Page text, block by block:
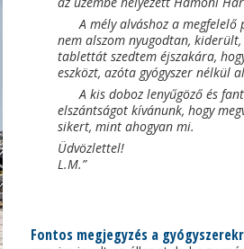
A mély alváshoz a
nem alszom nyugodtan,
tablettát szedtem éjszakára,
eszközt, azóta gyógyszer nélkül
A kis doboz lenyűgöző és
elszántságot kívánunk, hogy
sikert, mint ahogyan mi.
Üdvözlettel!
L.M.”
Fontos megjegyzés a